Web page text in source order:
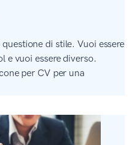
di stile. Vuoi essere
e vuoi essere diverso.
per CV per una